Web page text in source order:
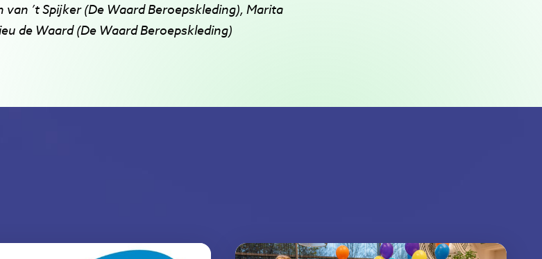
’t Spijker (De Waard Beroepskleding), Marita
de Waard (De Waard Beroepskleding)